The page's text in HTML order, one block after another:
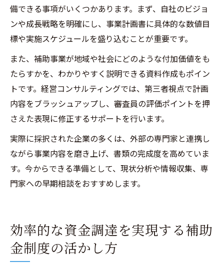
備できる事項がいくつかあります。まず、自社のビジョ
ンや成長戦略を明確にし、事業計画書に具体的な数値目
標や実施スケジュールを盛り込むことが重要です。
また、補助事業が地域や社会にどのような付加価値をも
たらすかを、わかりやすく説明できる資料作成もポイン
トです。経営コンサルティングでは、第三者視点で計画
内容をブラッシュアップし、審査員の評価ポイントを押
さえた表現に修正するサポートを行います。
実際に採択された企業の多くは、外部の専門家と連携し
ながら事業内容を磨き上げ、書類の完成度を高めていま
す。今からできる準備として、現状分析や情報収集、専
門家への早期相談をおすすめします。
効率的な資金調達を実現する補助
金制度の活かし方